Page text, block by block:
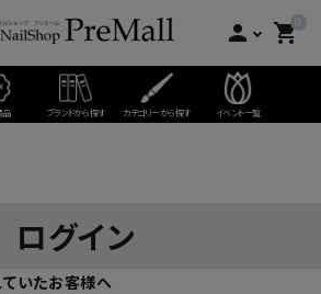
person 0
shopping_cart
品 ブランドから探す カテゴリーから探す イベント一覧
ログイン
いたお客様へ